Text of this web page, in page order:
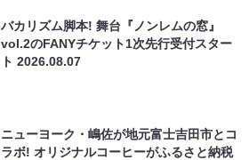
バカリズム脚本! 舞台『ノンレムの窓』
vol.2のFANYチケット1次先行受付スター
ト2026.08.07
ニューヨーク・嶋佐が地元富士吉田市とコ
ラボ! オリジナルコーヒーがふるさと納税